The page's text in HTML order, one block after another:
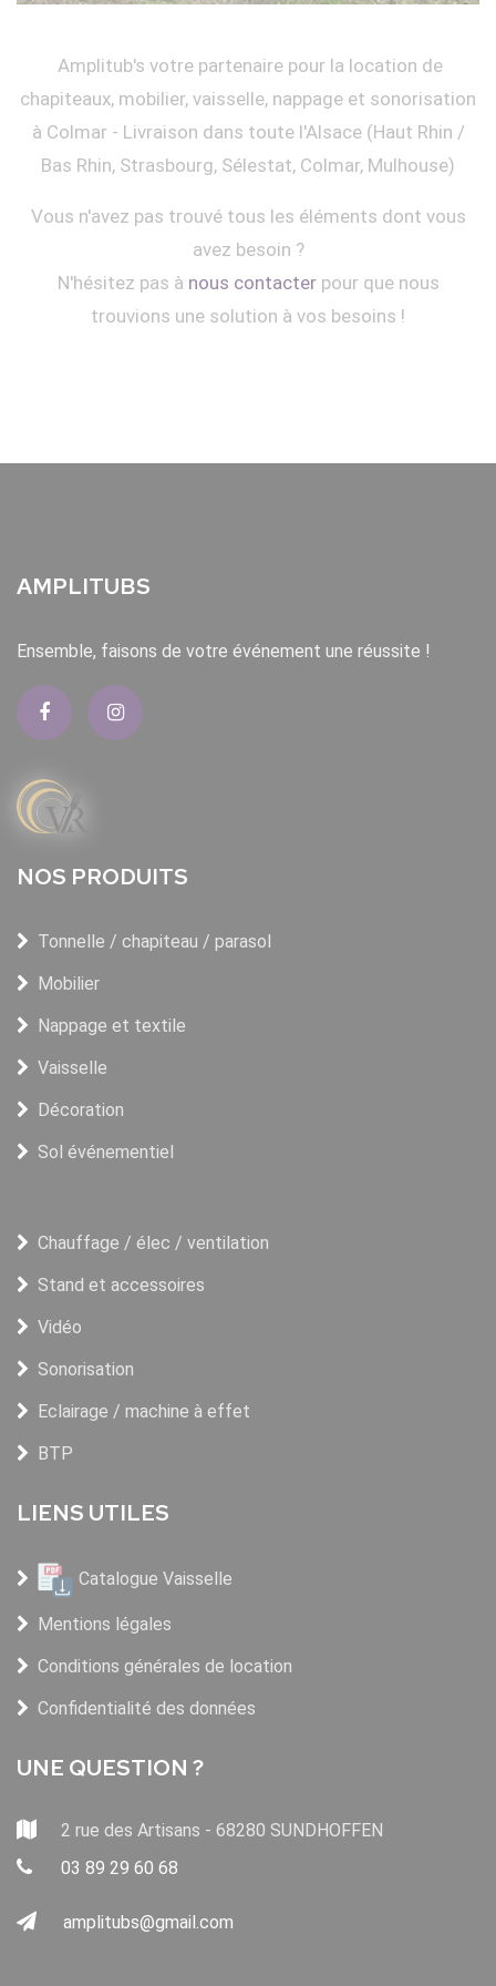
Amplitub's votre partenaire pour la location de
chapiteaux, mobilier, vaisselle, nappage et sonorisation
à Colmar - Livraison dans toute l'Alsace (Haut Rhin /
Bas Rhin, Strasbourg, Sélestat, Colmar, Mulhouse)
Vous n'avez pas trouvé tous les éléments dont vous
avez besoin ?
N'hésitez pas à nous contacterpour que nous
trouvions une solution à vos besoins !
AMPLITUBS
Ensemble, faisons de votre événement une réussite !
NOS PRODUITS
Tonnelle / chapiteau / parasol
Mobilier
Nappage et textile
Vaisselle
Décoration
Sol événementiel
Chauffage / élec / ventilation
Stand et accessoires
Vidéo
Sonorisation
Eclairage / machine à effet
BTP
LIENS UTILES
Catalogue Vaisselle
Mentions légales
Conditions générales de location
Confidentialité des données
UNE QUESTION ?
2 rue des Artisans - 68280 SUNDHOFFEN
03 89 29 60 68
amplitubs@gmail.com